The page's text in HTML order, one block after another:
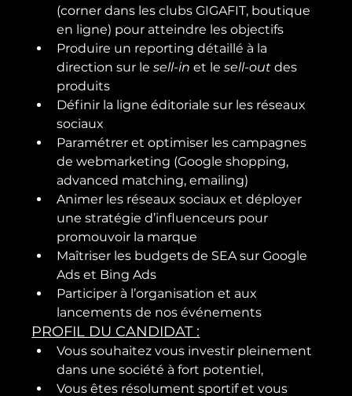
(corner dans les clubs GIGAFIT, boutique
en ligne) pour atteindre les objectifs
Produire un reporting détaillé à la
direction sur le sell-in et le sell-out des
produits
Définir la ligne éditoriale sur les réseaux
sociaux
Paramétrer et optimiser les campagnes
de webmarketing (Google shopping,
advanced matching, emailing)
Animer les réseaux sociaux et déployer
une stratégie d’influenceurs pour
promouvoir la marque
Maîtriser les budgets de SEA sur Google
Ads et Bing Ads
Participer à l’organisation et aux
lancements de nos événements
PROFIL DU CANDIDAT :
Vous souhaitez vous investir pleinement
dans une société à fort potentiel,
Vous êtes résolument sportif et vous